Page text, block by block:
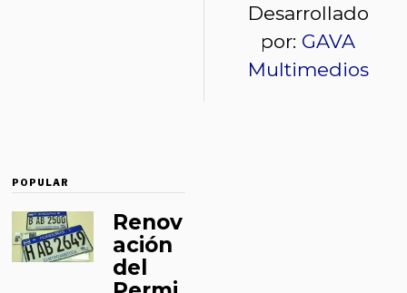
Desarrollado
por: GAVA
Multimedios
POPULAR
Renov
ación
del